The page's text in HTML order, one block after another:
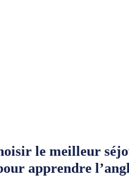
le meilleur
apprendre